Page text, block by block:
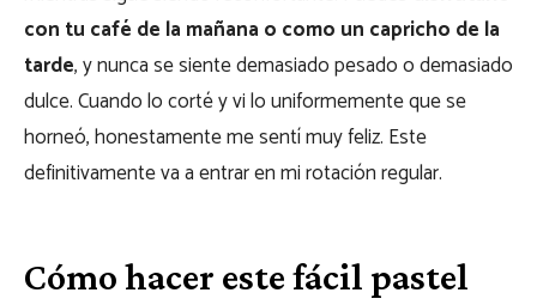
con tu café de la mañana o como un capricho de la
tarde, y nunca se siente demasiado pesado o demasiado
dulce. Cuando lo corté y vi lo uniformemente que se
horneó, honestamente me sentí muy feliz. Este
definitivamente va a entrar en mi rotación regular.
Cómo hacer este fácil pastel